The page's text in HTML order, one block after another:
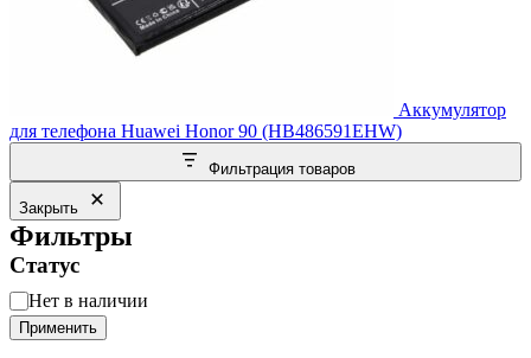
Аккумулятор
для телефона Huawei Honor 90 (HB486591EHW)
Фильтрация товаров
Закрыть
Фильтры
Статус
Статус
Нет в наличии
Применить